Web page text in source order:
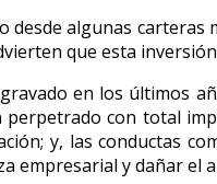
desde algunas
que esta
en los últimos
con total
y, las conductas
empresarial y dañar el